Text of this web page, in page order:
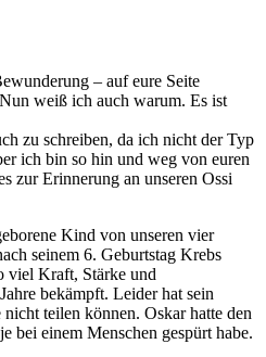
– auf eure Seite
weiß ich auch warum. Es ist
zu schreiben, da ich nicht der Typ
ich bin so hin und weg von euren
zur Erinnerung an unseren Ossi
Kind von unseren vier
seinem 6. Geburtstag Krebs
viel Kraft, Stärke und
bekämpft. Leider hat sein
teilen können. Oskar hatte den
bei einem Menschen gespürt habe.